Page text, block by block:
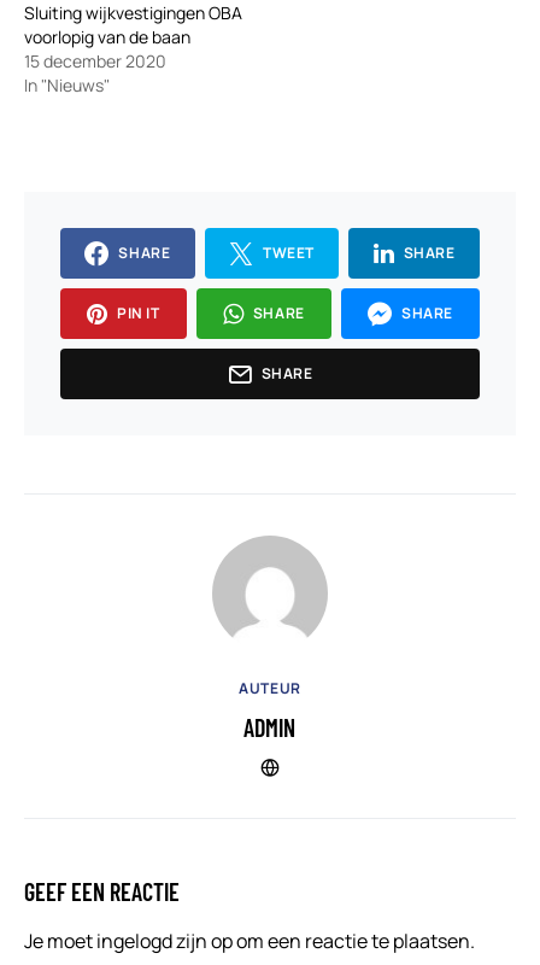
Sluiting wijkvestigingen OBA
voorlopig van de baan
15 december 2020
In "Nieuws"
SHARE TWEET SHARE
PIN IT SHARE SHARE
SHARE
AUTEUR
ADMIN
GEEF EEN REACTIE
Je moetingelogd zijn opom een reactie te plaatsen.